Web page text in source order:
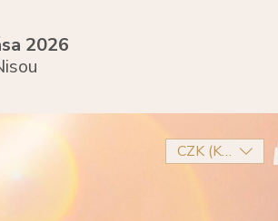
2026
CZK (Kč)